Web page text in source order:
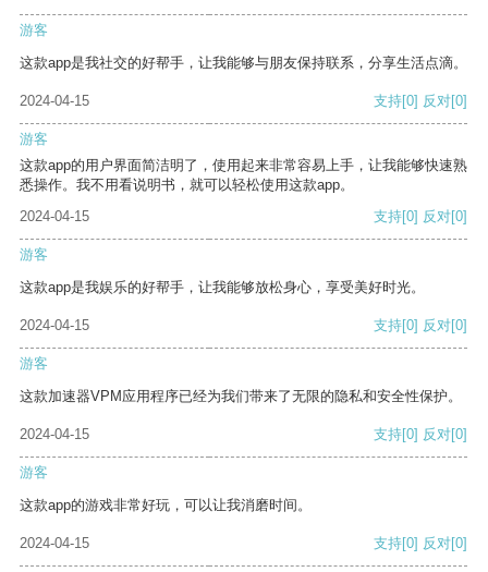
游客
这款app是我社交的好帮手，让我能够与朋友保持联系，分享生活点滴。
2024-04-15 支持[0] 反对[0]
游客
这款app的用户界面简洁明了，使用起来非常容易上手，让我能够快速熟
悉操作。我不用看说明书，就可以轻松使用这款app。
2024-04-15
支持[0] 反对[0]
游客
这款app是我娱乐的好帮手，让我能够放松身心，享受美好时光。
2024-04-15 支持[0] 反对[0]
游客
这款加速器VPM应用程序已经为我们带来了无限的隐私和安全性保护。
2024-04-15 支持[0] 反对[0]
游客
这款app的游戏非常好玩，可以让我消磨时间。
2024-04-15 支持[0] 反对[0]